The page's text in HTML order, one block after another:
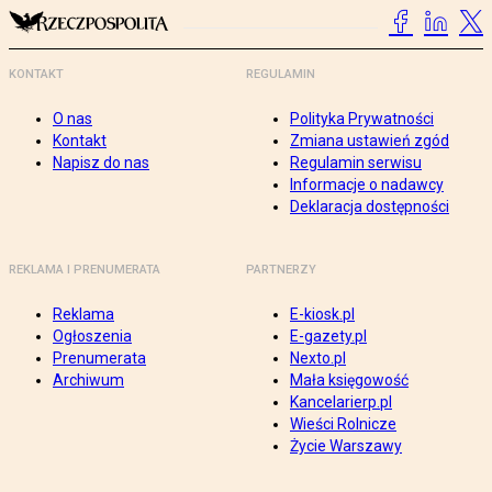
KONTAKT
O nas
Kontakt
Napisz do nas
REGULAMIN
Polityka Prywatności
Zmiana ustawień zgód
Regulamin serwisu
Informacje o nadawcy
Deklaracja dostępności
REKLAMA I PRENUMERATA
Reklama
Ogłoszenia
Prenumerata
Archiwum
PARTNERZY
E-kiosk.pl
E-gazety.pl
Nexto.pl
Mała księgowość
Kancelarierp.pl
Wieści Rolnicze
Życie Warszawy